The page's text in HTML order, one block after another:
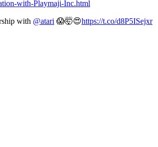
with-Playmaji-Inc.html
with @atari 😱🤯😍https://t.co/d8P5ISejxr